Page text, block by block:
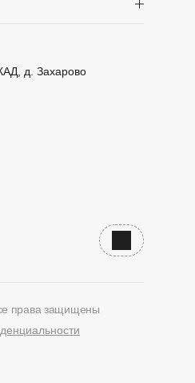
д. Захарово
Наверх
права защищены